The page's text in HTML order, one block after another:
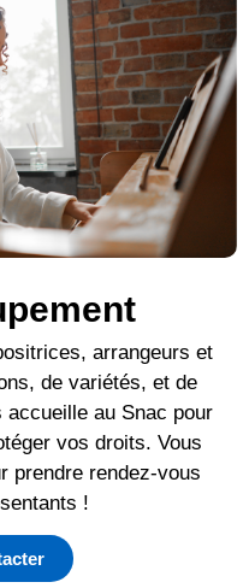
arrangeurs et
de variétés, et de
au Snac pour
vos droits. Vous
prendre rendez-vous
!